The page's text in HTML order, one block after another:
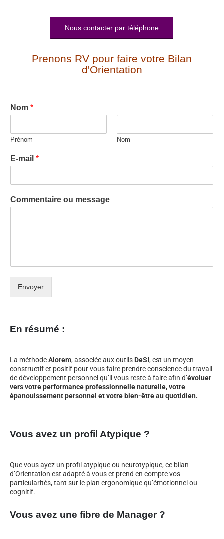
Nous contacter par téléphone
Prenons RV pour faire votre Bilan
d'Orientation
Nom *
Prénom Nom
E-mail *
Commentaire ou message
Envoyer
En résumé :
La méthodeAlorem, associée aux outils DeSI, est un moyen
constructif et positif pour vous faire prendre conscience du travail
de développement personnel qu’il vous reste à faire afin d’évoluer
vers votre performance professionnelle naturelle, votre
épanouissement personnel et votre bien-être au quotidien.
Vous avez un profil Atypique ?
Que vous ayez un profil atypique ou neurotypique, ce bilan
d’Orientation est adapté à vous et prend en compte vos
particularités, tant sur le plan ergonomique qu’émotionnel ou
cognitif.
Vous avez une fibre de Manager ?